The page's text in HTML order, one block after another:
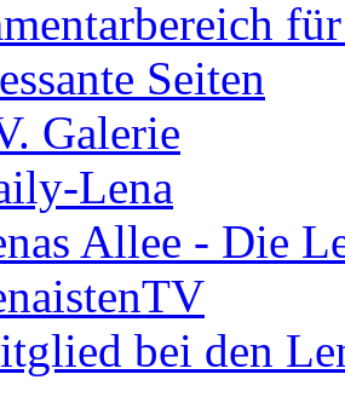
Seiten
Galerie
Lena
Allee - Die
bei den